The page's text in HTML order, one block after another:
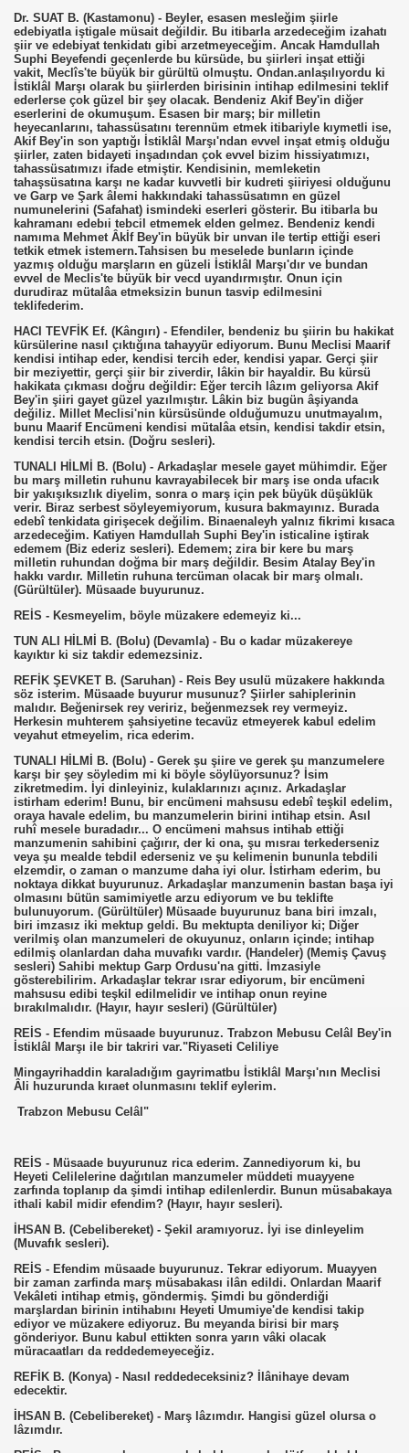
Dr. SUAT B. (Kastamonu) - Beyler, esasen mesleğim şiirle
edebiyatla iştigale müsait değildir. Bu itibarla arzedeceğim izahatı
şiir ve edebiyat tenkidatı gibi arzetmeyeceğim. Ancak Hamdullah
Suphi Beyefendi geçenlerde bu kürsüde, bu şiirleri inşat ettiği
vakit, Meclîs'te büyük bir gürültü olmuştu. Ondan.anlaşılıyordu ki
İstiklâl Marşı olarak bu şiirlerden birisinin intihap edilmesini teklif
ederlerse çok güzel bir şey olacak. Bendeniz Akif Bey'in diğer
eserlerini de okumuşum. Esasen bir marş; bir milletin
heyecanlarını, tahassüsatını terennüm etmek itibariyle kıymetli ise,
Akif Bey'in son yaptığı İstiklâl Marşı'ndan evvel inşat etmiş olduğu
şiirler, zaten bidayeti inşadından çok evvel bizim hissiyatımızı,
tahassüsatımızı ifade etmiştir. Kendisinin, memleketin
tahaşsüsatına karşı ne kadar kuvvetli bir kudreti şiiriyesi olduğunu
ve Garp ve Şark âlemi hakkındaki tahassüsatımn en güzel
numunelerini (Safahat) ismindeki eserleri gösterir. Bu itibarla bu
kahramanı edebıi tebcil etmemek elden gelmez. Bendeniz kendi
namıma Mehmet Âkİf Bey'in büyük bir unvan ile tertip ettiği eseri
tetkik etmek istemern.Tahsisen bu meselede bunların içinde
yazmış olduğu marşların en güzeli İstiklâl Marşı'dır ve bundan
evvel de Meclis'te büyük bir vecd uyandırmıştır. Onun için
durudiraz mütalâa etmeksizin bunun tasvip edilmesini
teklifederim.
HACI TEVFİK Ef. (Kângırı) - Efendiler, bendeniz bu şiirin bu hakikat
kürsülerine nasıl çıktığına tahayyür ediyorum. Bunu Meclisi Maarif
kendisi intihap eder, kendisi tercih eder, kendisi yapar. Gerçi şiir
bir meziyettir, gerçi şiir bir ziverdir, lâkin bir hayaldir. Bu kürsü
hakikata çıkması doğru değildir: Eğer tercih lâzım geliyorsa Akif
Bey'in şiiri gayet güzel yazılmıştır. Lâkin biz bugün âşiyanda
değiliz. Millet Meclisi'nin kürsüsünde olduğumuzu unutmayalım,
bunu Maarif Encümeni kendisi mütalâa etsin, kendisi takdir etsin,
kendisi tercih etsin. (Doğru sesleri).
TUNALI HİLMİ B. (Bolu) - Arkadaşlar mesele gayet mühimdir. Eğer
bu marş milletin ruhunu kavrayabilecek bir marş ise onda ufacık
bir yakışıksızlık diyelim, sonra o marş için pek büyük düşüklük
verir. Biraz serbest söyleyemiyorum, kusura bakmayınız. Burada
edebî tenkidata girişecek değilim. Binaenaleyh yalnız fikrimi kısaca
arzedeceğim. Katiyen Hamdullah Suphi Bey'in isticaline iştirak
edemem (Biz ederiz sesleri). Edemem; zira bir kere bu marş
milletin ruhundan doğma bir marş değildir. Besim Atalay Bey'in
hakkı vardır. Milletin ruhuna tercüman olacak bir marş olmalı.
(Gürültüler). Müsaade buyurunuz.
REİS - Kesmeyelim, böyle müzakere edemeyiz ki...
TUN ALI HİLMİ B. (Bolu) (Devamla) - Bu o kadar müzakereye
kayıktır ki siz takdir edemezsiniz.
REFİK ŞEVKET B. (Saruhan) - Reis Bey usulü müzakere hakkında
söz isterim. Müsaade buyurur musunuz? Şiirler sahiplerinin
malıdır. Beğenirsek rey veririz, beğenmezsek rey vermeyiz.
Herkesin muhterem şahsiyetine tecavüz etmeyerek kabul edelim
veyahut etmeyelim, rica ederim.
TUNALI HİLMİ B. (Bolu) - Gerek şu şiire ve gerek şu manzumelere
karşı bir şey söyledim mi ki böyle söylüyorsunuz? İsim
zikretmedim. İyi dinleyiniz, kulaklarınızı açınız. Arkadaşlar
istirham ederim! Bunu, bir encümeni mahsusu edebî teşkil edelim,
oraya havale edelim, bu manzumelerin birini intihap etsin. Asıl
ruhî mesele buradadır... O encümeni mahsus intihab ettiği
manzumenin sahibini çağırır, der ki ona, şu mısraı terkederseniz
veya şu mealde tebdil ederseniz ve şu kelimenin bununla tebdili
elzemdir, o zaman o manzume daha iyi olur. İstirham ederim, bu
noktaya dikkat buyurunuz. Arkadaşlar manzumenin bastan başa iyi
olmasını bütün samimiyetle arzu ediyorum ve bu teklifte
bulunuyorum. (Gürültüler) Müsaade buyurunuz bana biri imzalı,
biri imzasız iki mektup geldi. Bu mektupta deniliyor ki; Diğer
verilmiş olan manzumeleri de okuyunuz, onların içinde; intihap
edilmiş olanlardan daha muvafıkı vardır. (Handeler) (Memiş Çavuş
sesleri) Sahibi mektup Garp Ordusu'na gitti. İmzasiyle
gösterebilirim. Arkadaşlar tekrar ısrar ediyorum, bir encümeni
mahsusu edibi teşkil edilmelidir ve intihap onun reyine
bırakılmalıdır. (Hayır, hayır sesleri) (Gürültüler)
REİS - Efendim müsaade buyurunuz. Trabzon Mebusu Celâl Bey'in
İstiklâl Marşı ile bir takriri var."Riyaseti Celiliye
Mingayrihaddin karaladığım gayrimatbu İstiklâl Marşı'nın Meclisi
Âli huzurunda kıraet olunmasını teklif eylerim.
Trabzon Mebusu Celâl"
REİS - Müsaade buyurunuz rica ederim. Zannediyorum ki, bu
Heyeti Celilelerine dağıtılan manzumeler müddeti muayyene
zarfında toplanıp da şimdi intihap edilenlerdir. Bunun müsabakaya
ithali kabil midir efendim? (Hayır, hayır sesleri).
İHSAN B. (Cebelibereket) - Şekil aramıyoruz. İyi ise dinleyelim
(Muvafık sesleri).
REİS - Efendim müsaade buyurunuz. Tekrar ediyorum. Muayyen
bir zaman zarfinda marş müsabakası ilân edildi. Onlardan Maarif
Vekâleti intihap etmiş, göndermiş. Şimdi bu gönderdiği
marşlardan birinin intihabını Heyeti Umumiye'de kendisi takip
ediyor ve müzakere ediyoruz. Bu meyanda birisi bir marş
gönderiyor. Bunu kabul ettikten sonra yarın vâki olacak
müracaatları da reddedemeyeceğiz.
REFİK B. (Konya) - Nasıl reddedeceksiniz? İlânihaye devam
edecektir.
İHSAN B. (Cebelibereket) - Marş lâzımdır. Hangisi güzel olursa o
lâzımdır.